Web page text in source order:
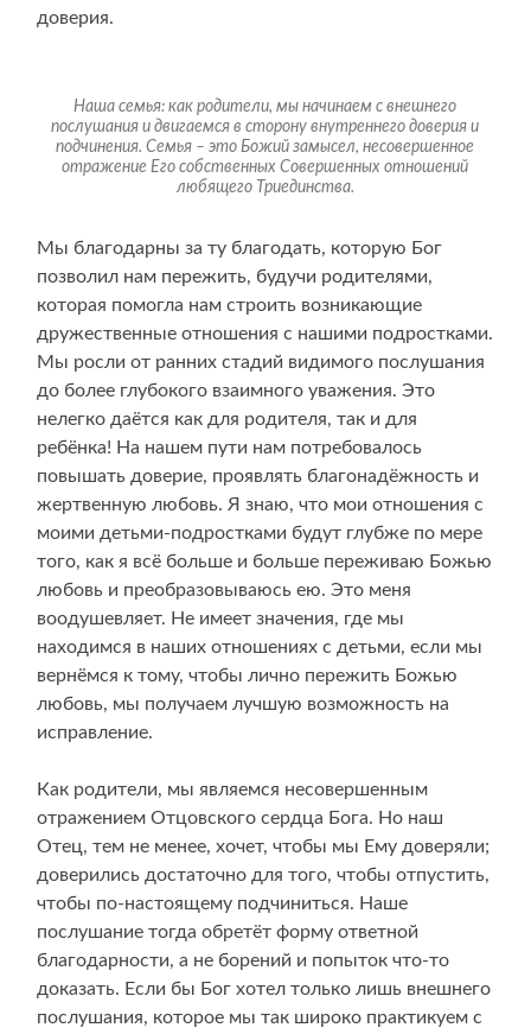
доверия.
Наша семья: как родители, мы начинаем с внешнего
послушания и двигаемся в сторону внутреннего доверия и
подчинения. Семья – это Божий замысел, несовершенное
отражение Его собственных Совершенных отношений
любящего Триединства.
Мы благодарны за ту благодать, которую Бог
позволил нам пережить, будучи родителями,
которая помогла нам строить возникающие
дружественные отношения с нашими подростками.
Мы росли от ранних стадий видимого послушания
до более глубокого взаимного уважения. Это
нелегко даётся как для родителя, так и для
ребёнка! На нашем пути нам потребовалось
повышать доверие, проявлять благонадёжность и
жертвенную любовь. Я знаю, что мои отношения с
моими детьми-подростками будут глубже по мере
того, как я всё больше и больше переживаю Божью
любовь и преобразовываюсь ею. Это меня
воодушевляет. Не имеет значения, где мы
находимся в наших отношениях с детьми, если мы
вернёмся к тому, чтобы лично пережить Божью
любовь, мы получаем лучшую возможность на
исправление.
Как родители, мы являемся несовершенным
отражением Отцовского сердца Бога. Но наш
Отец, тем не менее, хочет, чтобы мы Ему доверяли;
доверились достаточно для того, чтобы отпустить,
чтобы по-настоящему подчиниться. Наше
послушание тогда обретёт форму ответной
благодарности, а не борений и попыток что-то
доказать. Если бы Бог хотел только лишь внешнего
послушания, которое мы так широко практикуем с